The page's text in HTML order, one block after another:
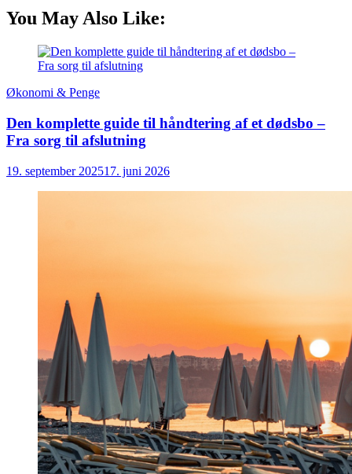
You May Also Like:
Økonomi & Penge
Den komplette guide til håndtering af et dødsbo –
Fra sorg til afslutning
19. september 202517. juni 2026